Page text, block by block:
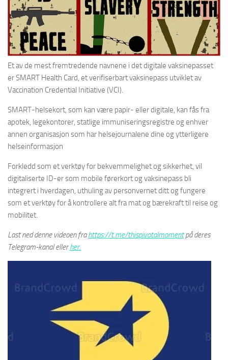
Et av de mest fremtredende navnene i det digitale vaksinepasset
er SMART Health Card, et verifiserbart vaksinepass utviklet av
Vaccination Credential Initiative (VCI).
SMART-helsekort, som kan være papir- eller digitale, kan fås fra
apotek, legekontorer, statlige immuniseringsregistre og enhver
annen organisasjon som har helsejournalene dine og ytterligere
helseinformasjon
Forkledd som et verktøy for bekvemmelighet og sikkerhet, vil
digitaliserte ID-er som mobile førerkort og vaksinepass bli
integrert i hverdagen, uthuling av personvernet ditt og fungere
som et verktøy for å kontrollere alt fra mat og bærekraft til reise og
mobilitet.
Last ned denne videoen frahttps://t.me/thispivotalmomentpå deres
Telegram-kanal ellerher.